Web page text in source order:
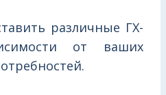
различные ГХ-
от ваших